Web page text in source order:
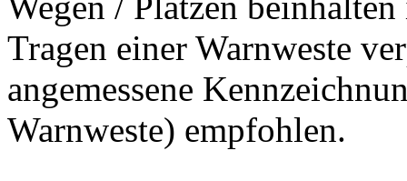
Tragen einer Warnweste
angemessene
Warnweste) empfohlen.